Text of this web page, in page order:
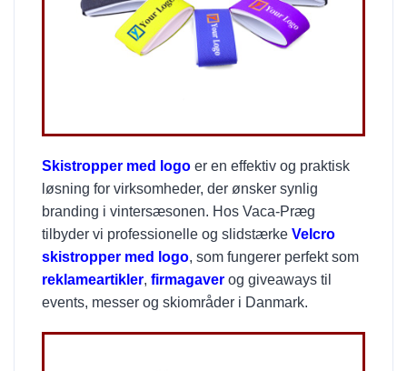
Skistropper med logo er en effektiv og praktisk
løsning for virksomheder, der ønsker synlig
branding i vintersæsonen. Hos Vaca-Præg
tilbyder vi professionelle og slidstærke Velcro
skistropper med logo, som fungerer perfekt som
reklameartikler, firmagaver og giveaways til
events, messer og skiområder i Danmark.